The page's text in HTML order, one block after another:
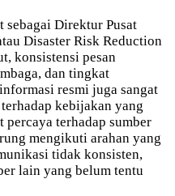
sebagai Direktur Pusat
Disaster Risk Reduction
konsistensi pesan
dan tingkat
resmi juga sangat
kebijakan yang
terhadap sumber
mengikuti arahan yang
tidak konsisten,
lain yang belum tentu